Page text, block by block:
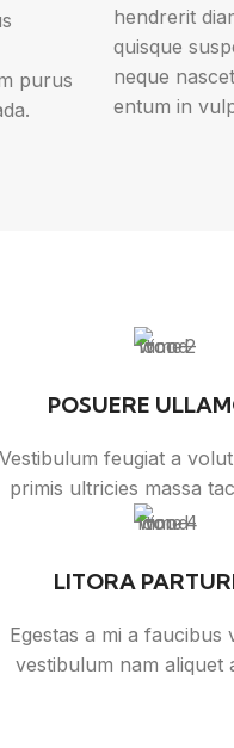
purus
hendrerit
quisque
neque
entum in
POSUERE
Vestibulum feugiat a
primis ultricies massa
LITORA
Egestas a mi a faucibus
vestibulum nam aliquet